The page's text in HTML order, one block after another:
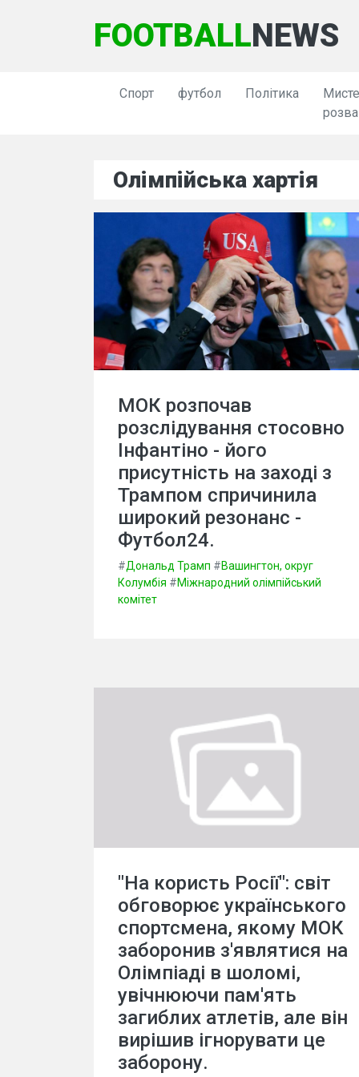
FOOTBALLNEWS
Спорт футбол Політика
Олімпійська хартія
МОК розпочав
розслідування стосовно
Інфантіно - його
присутність на заході з
Трампом спричинила
широкий резонанс -
Футбол24.
#Дональд Трамп #Вашингтон, округ
Колумбія #Міжнародний олімпійський
комітет
"На користь Росії": світ
обговорює українського
спортсмена, якому МОК
заборонив з'являтися на
Олімпіаді в шоломі,
увічнюючи пам'ять
загиблих атлетів, але він
вирішив ігнорувати це
заборону.